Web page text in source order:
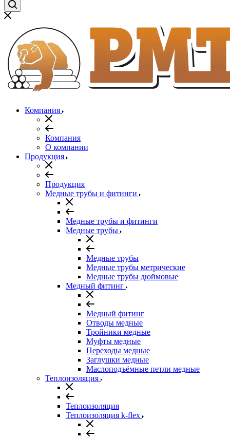
Компания
Компания
О компании
Продукция
Продукция
Медные трубы и фитинги
Медные трубы и фитинги
Медные трубы
Медные трубы
Медные трубы метрические
Медные трубы дюймовые
Медный фитинг
Медный фитинг
Отводы медные
Тройники медные
Муфты медные
Переходы медные
Заглушки медные
Маслоподъёмные петли медные
Теплоизоляция
Теплоизоляция
Теплоизоляция k-flex